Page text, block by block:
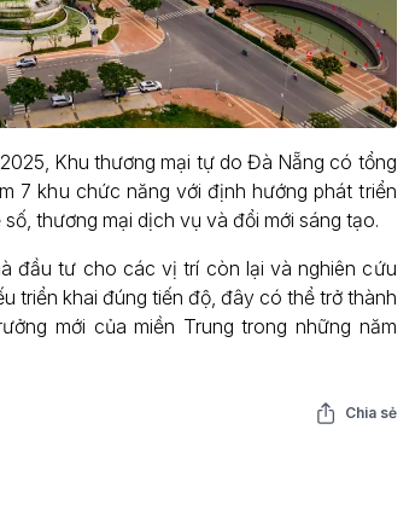
Khu thương mại tự do Đà Nẵng có tổng
7 khu chức năng với định hướng phát triển
thương mại dịch vụ và đổi mới sáng tạo.
đầu tư cho các vị trí còn lại và nghiên cứu
triển khai đúng tiến độ, đây có thể trở thành
mới của miền Trung trong những năm
Chia sẻ